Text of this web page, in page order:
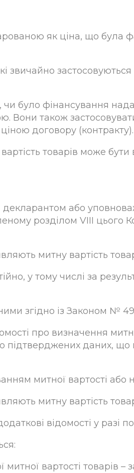
як ціна, що була
застосовуються
чи було фінансування
також
договору (контракту).
товарів може
декларантом або
розділом VIII цього
митну вартість
у тому числі за
згідно із Законом №
про визначення
підтверджених даних, що
митної вартості
митну вартість
відомості у разі
митної вартості